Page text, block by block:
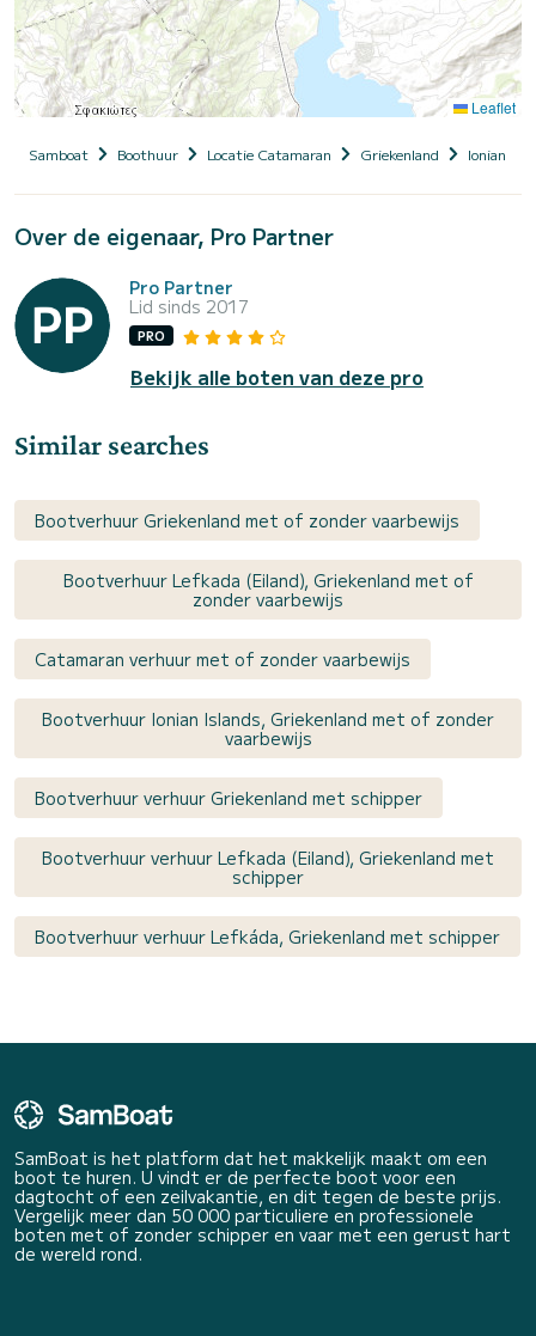
Leaflet
Samboat Boothuur Locatie Catamaran Griekenland Ionian
Over de eigenaar, Pro Partner
Pro Partner
Lid sinds 2017
PRO
Bekijk alle boten van deze pro
Similar searches
Bootverhuur Griekenland met of zonder vaarbewijs
Bootverhuur Lefkada (Eiland), Griekenland met of
zonder vaarbewijs
Catamaran verhuur met of zonder vaarbewijs
Bootverhuur Ionian Islands, Griekenland met of zonder
vaarbewijs
Bootverhuur verhuur Griekenland met schipper
Bootverhuur verhuur Lefkada (Eiland), Griekenland met
schipper
Bootverhuur verhuur Lefkáda, Griekenland met schipper
SamBoat is het platform dat het makkelijk maakt om een
boot te huren. U vindt er de perfecte boot voor een
dagtocht of een zeilvakantie, en dit tegen de beste prijs.
Vergelijk meer dan 50 000 particuliere en professionele
boten met of zonder schipper en vaar met een gerust hart
de wereld rond.